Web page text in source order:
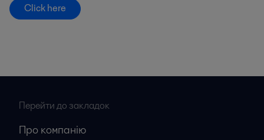
Click here
Перейти до закладок
Про компанію